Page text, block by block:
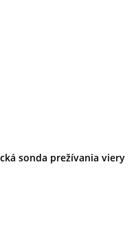
sonda prežívania viery